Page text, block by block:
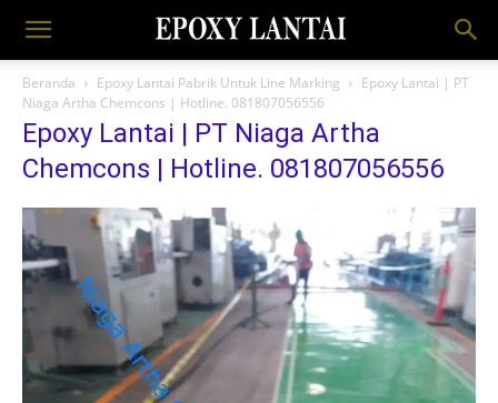
Beranda Epoxy Lantai Pabrik Untuk Line Marking
Epoxy Lantai | PT
Niaga Artha Chemcons | Hotline. 081807056556
Epoxy Lantai | PT Niaga Artha
Chemcons | Hotline. 081807056556